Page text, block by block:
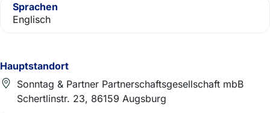
Hauptstandort
Sonntag & Partner Partnerschaftsgesellschaft mbB
Schertlinstr. 23, 86159 Augsburg
Sprachen
Englisch